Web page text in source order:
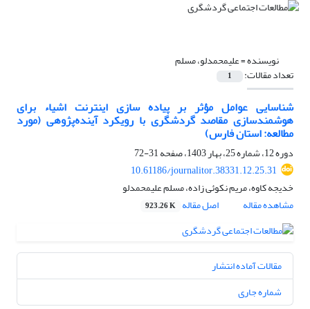
نویسنده =علیمحمدلو، مسلم
تعداد مقالات: 1
شناسایی عوامل مؤثر بر پیاده سازی اینترنت اشیاء برای
هوشمندسازی مقاصد گردشگری با رویکرد آینده‌پژوهی (مورد
مطالعه: استان فارس)
دوره 12، شماره 25، بهار 1403، صفحه
31-72
10.61186/journalitor.38331.12.25.31
خدیجه کاوه، مریم نکوئی زاده، مسلم علیمحمدلو
مشاهده مقاله
اصل مقاله 923.26 K
مقالات آماده انتشار
شماره جاری